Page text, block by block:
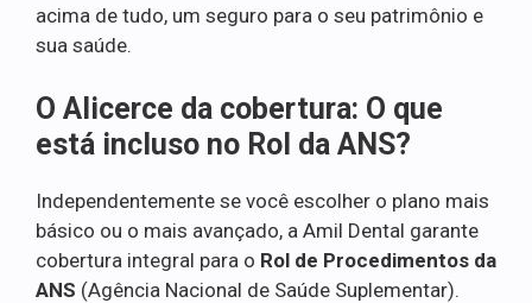
acima de tudo, um seguro para o seu patrimônio e
sua saúde.
O Alicerce da cobertura: O que
está incluso no Rol da ANS?
Independentemente se você escolher o plano mais
básico ou o mais avançado, a Amil Dental garante
cobertura integral para o Rol de Procedimentos da
ANS (Agência Nacional de Saúde Suplementar).